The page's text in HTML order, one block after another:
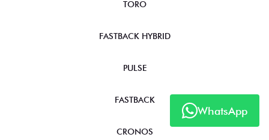
WhatsApp
TORO
FASTBACK HYBRID
PULSE
FASTBACK
CRONOS